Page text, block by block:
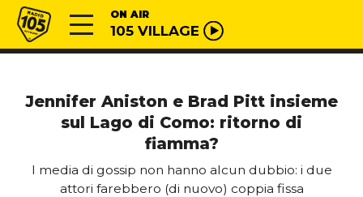
Vai al contenuto
Radio 105 ON AIR
105 VILLAGE
Jennifer Aniston e Brad Pitt insieme
sul Lago di Como: ritorno di
fiamma?
I media di gossip non hanno alcun dubbio: i due
attori farebbero (di nuovo) coppia fissa